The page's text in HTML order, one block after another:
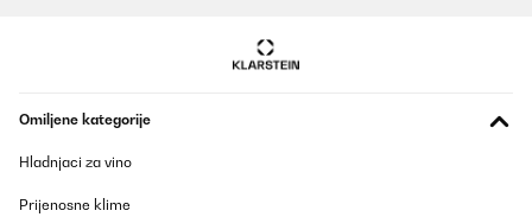
Omiljene kategorije
Hladnjaci za vino
Prijenosne klime